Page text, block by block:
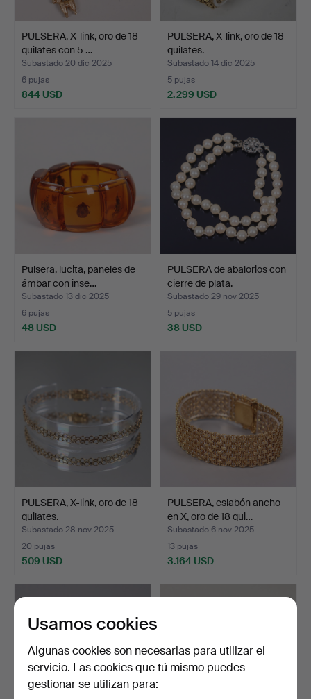
PULSERA, X-link, oro de 18
quilates con 5 …
Subastado 20 dic 2025
6 pujas
844 USD
PULSERA, X-link, oro de 18
quilates.
Subastado 14 dic 2025
5 pujas
2.299 USD
Pulsera, lucita, paneles de
ámbar con inse…
Subastado 13 dic 2025
6 pujas
48 USD
PULSERA de abalorios con
cierre de plata.
Subastado 29 nov 2025
5 pujas
38 USD
PULSERA, X-link, oro de 18
quilates.
Subastado 28 nov 2025
20 pujas
509 USD
PULSERA, eslabón ancho
en X, oro de 18 qui…
Subastado 6 nov 2025
13 pujas
3.164 USD
Usamos cookies
Algunas cookies son necesarias para utilizar el
servicio. Las cookies que tú mismo puedes
gestionar se utilizan para: